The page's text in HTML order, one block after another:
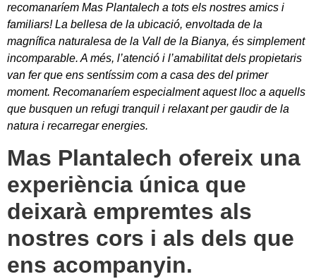
recomanaríem Mas Plantalech a tots els nostres amics i
familiars! La bellesa de la ubicació, envoltada de la
magnífica naturalesa de la Vall de la Bianya, és simplement
incomparable. A més, l’atenció i l’amabilitat dels propietaris
van fer que ens sentíssim com a casa des del primer
moment. Recomanaríem especialment aquest lloc a aquells
que busquen un refugi tranquil i relaxant per gaudir de la
natura i recarregar energies.
Mas Plantalech ofereix una
experiència única que
deixarà empremtes als
nostres cors i als dels que
ens acompanyin.